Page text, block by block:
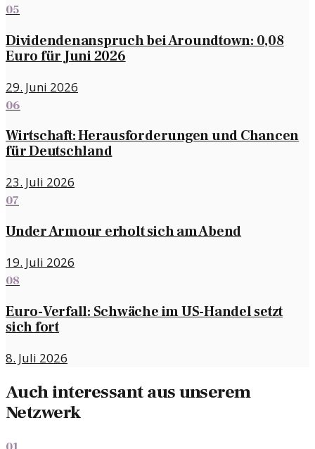
05
Dividendenanspruch bei Aroundtown: 0,08
Euro für Juni 2026
29. Juni 2026
06
Wirtschaft: Herausforderungen und Chancen
für Deutschland
23. Juli 2026
07
Under Armour erholt sich am Abend
19. Juli 2026
08
Euro-Verfall: Schwäche im US-Handel setzt
sich fort
8. Juli 2026
Auch interessant aus unserem
Netzwerk